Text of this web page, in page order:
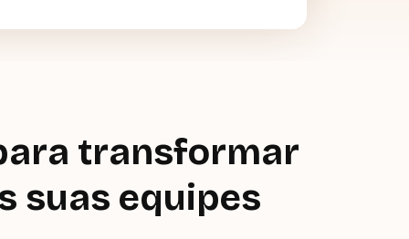
transformar
suas equipes